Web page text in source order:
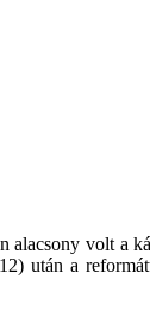
volt a
után a